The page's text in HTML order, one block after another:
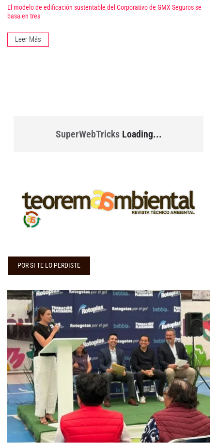
El modelo de edificación sustentable del Corporativo de GMX Seguros se
basa en tres
Leer Más
SuperWebTricksLoading...
POR SI TE LO PERDISTE